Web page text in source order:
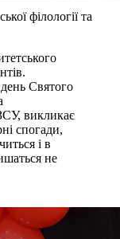
філології та
Святого
викликає
спогади,
і в
не